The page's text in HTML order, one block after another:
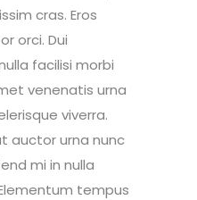
cras. Eros
orci. Dui
facilisi morbi
venenatis urna
viverra.
auctor urna nunc
mi in nulla
tempus